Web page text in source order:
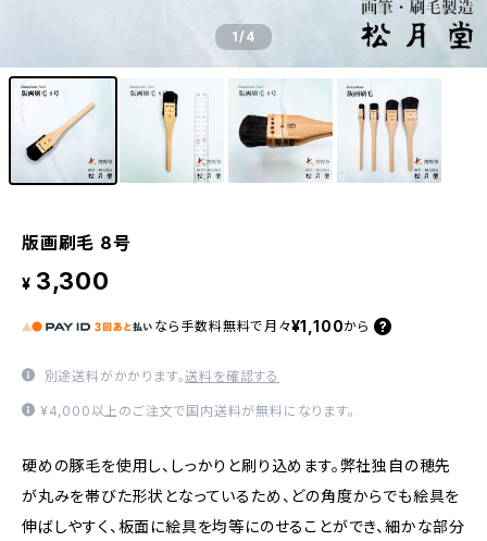
1/4
版画刷毛 8号
¥ 3,300
なら 手数料無料で 月々¥1,100から
別途送料がかかります。送料を確認する
¥4,000以上のご注文で国内送料が無料になります。
硬めの豚毛を使用し、しっかりと刷り込めます。弊社独自の穂先
が丸みを帯びた形状となっているため、どの角度からでも絵具を
伸ばしやすく、板面に絵具を均等にのせることができ、細かな部分